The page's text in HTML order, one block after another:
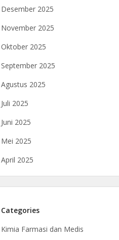
Desember 2025
November 2025
Oktober 2025
September 2025
Agustus 2025
Juli 2025
Juni 2025
Mei 2025
April 2025
Categories
Kimia Farmasi dan Medis